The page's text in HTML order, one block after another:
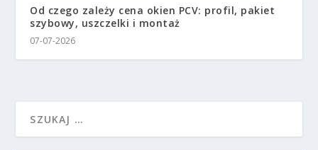
Od czego zależy cena okien PCV: profil, pakiet
szybowy, uszczelki i montaż
07-07-2026